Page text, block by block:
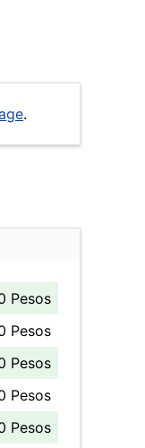
.
Pesos
Pesos
Pesos
Pesos
Pesos